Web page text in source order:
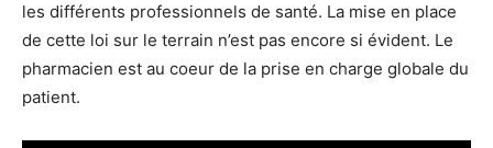
les différents professionnels de santé. La mise en place
de cette loi sur le terrain n’est pas encore si évident. Le
pharmacien est au coeur de la prise en charge globale du
patient.